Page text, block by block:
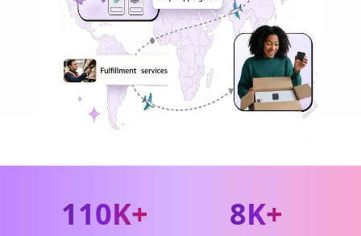
110K+ 8K+